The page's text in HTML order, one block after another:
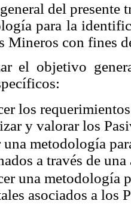
del presente
para la
Mineros con fines
el objetivo
los
y valorar los
una metodología
a través de
una metodología
asociados a los